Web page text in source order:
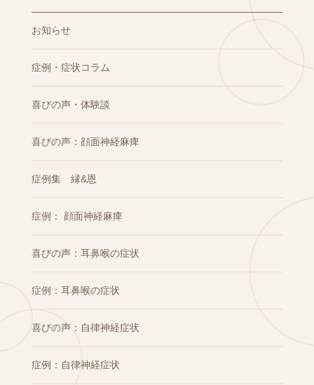
お知らせ
症例・症状コラム
喜びの声・体験談
喜びの声：顔面神経麻痺
症例集 縁&恩
症例： 顔面神経麻痺
喜びの声：耳鼻喉の症状
症例：耳鼻喉の症状
喜びの声：自律神経症状
症例：自律神経症状